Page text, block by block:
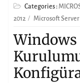
Categories :
2012
Microsoft Server
Windows